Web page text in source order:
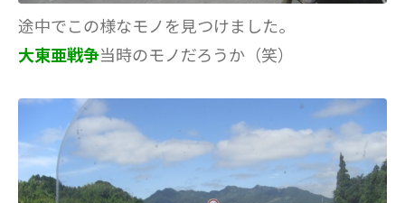
途中でこの様なモノを見つけました。
大東亜戦争当時のモノだろうか（笑）